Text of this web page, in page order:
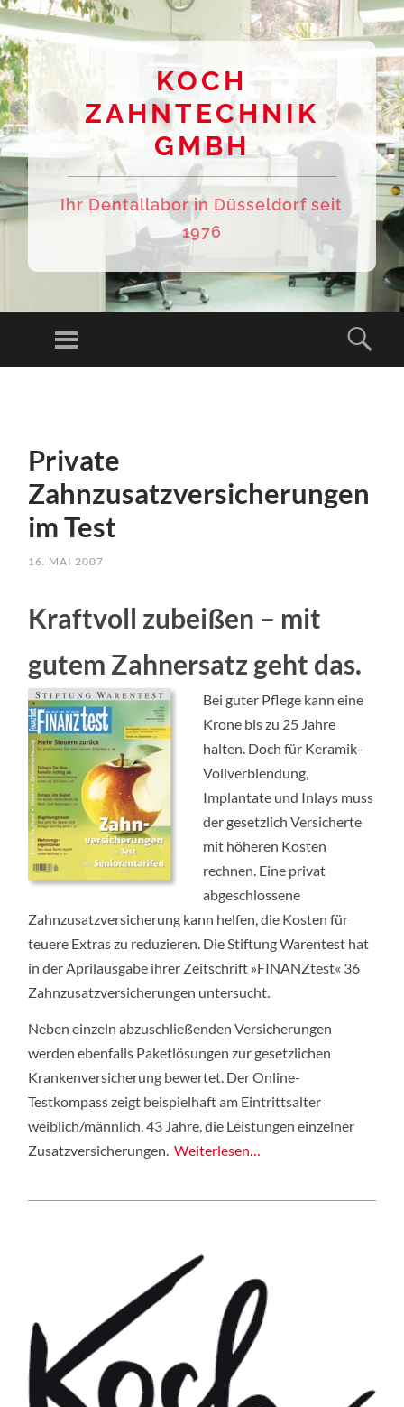
KOCH
ZAHNTECHNIK
GMBH
Ihr Dentallabor in Düsseldorf seit
1976
Menu
Private
Zahnzusatzversicherungen
im Test
16. MAI 2007
Kraftvoll zubeißen – mit
gutem Zahnersatz geht das.
Bei guter Pflege kann eine
Krone bis zu 25 Jahre
halten. Doch für Keramik-
Vollverblendung,
Implantate und Inlays muss
der gesetzlich Versicherte
mit höheren Kosten
rechnen. Eine privat
abgeschlossene
Zahnzusatzversicherung kann helfen, die Kosten für
teuere Extras zu reduzieren. Die Stiftung Warentest hat
in der Aprilausgabe ihrer Zeitschrift »FINANZtest« 36
Zahnzusatzversicherungen untersucht.
Neben einzeln abzuschließenden Versicherungen
werden ebenfalls Paketlösungen zur gesetzlichen
Krankenversicherung bewertet. Der Online-
Testkompass zeigt beispielhaft am Eintrittsalter
weiblich/männlich, 43 Jahre, die Leistungen einzelner
Zusatzversicherungen. Weiterlesen…